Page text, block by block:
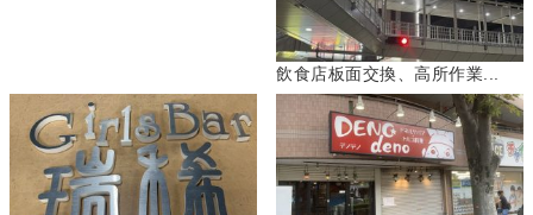
飲食店板面交換、高所作業...